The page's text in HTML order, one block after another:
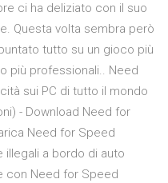
ci ha deliziato con il suo
Questa volta sembra però
tutto su un gioco più
più professionali.. Need
sui PC di tutto il mondo
- Download Need for
Need for Speed
illegali a bordo di auto
con Need for Speed